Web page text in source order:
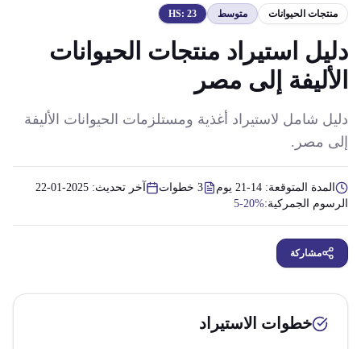
منتجات الحيوانات متوسط HS: 23
دليل استيراد منتجات الحيوانات
الأليفة إلى مصر
دليل شامل لاستيراد أغذية ومستلزمات الحيوانات الأليفة
إلى مصر.
المدة المتوقعة: 14-21 يوم 3 خطوات آخر تحديث: 2025-01-22
الرسوم الجمركية:5-20%
مشاركة
خطوات الاستيراد